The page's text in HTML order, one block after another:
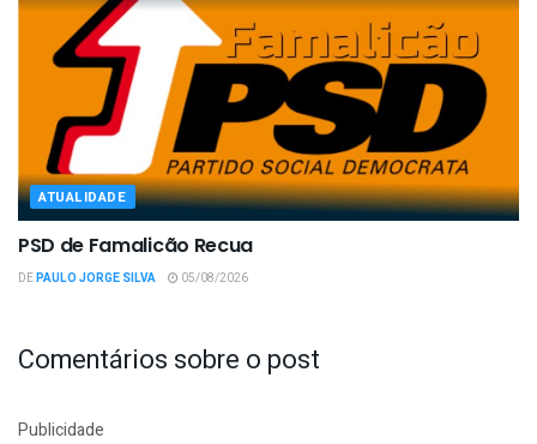
ATUALIDADE
PSD de Famalicão Recua
DEPAULO JORGE SILVA 05/08/2026
Comentários sobre o post
Publicidade